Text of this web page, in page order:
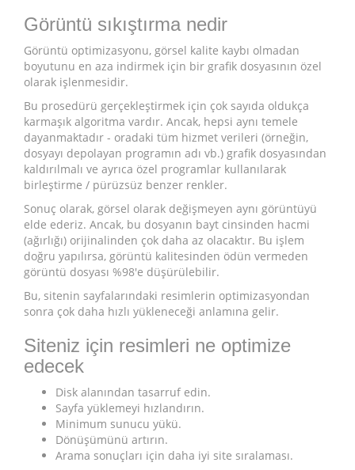
Görüntü sıkıştırma nedir
Görüntü optimizasyonu, görsel kalite kaybı olmadan
boyutunu en aza indirmek için bir grafik dosyasının özel
olarak işlenmesidir.
Bu prosedürü gerçekleştirmek için çok sayıda oldukça
karmaşık algoritma vardır. Ancak, hepsi aynı temele
dayanmaktadır - oradaki tüm hizmet verileri (örneğin,
dosyayı depolayan programın adı vb.) grafik dosyasından
kaldırılmalı ve ayrıca özel programlar kullanılarak
birleştirme / pürüzsüz benzer renkler.
Sonuç olarak, görsel olarak değişmeyen aynı görüntüyü
elde ederiz. Ancak, bu dosyanın bayt cinsinden hacmi
(ağırlığı) orijinalinden çok daha az olacaktır. Bu işlem
doğru yapılırsa, görüntü kalitesinden ödün vermeden
görüntü dosyası %98'e düşürülebilir.
Bu, sitenin sayfalarındaki resimlerin optimizasyondan
sonra çok daha hızlı yükleneceği anlamına gelir.
Siteniz için resimleri ne optimize
edecek
Disk alanından tasarruf edin.
Sayfa yüklemeyi hızlandırın.
Minimum sunucu yükü.
Dönüşümünü artırın.
Arama sonuçları için daha iyi site sıralaması.